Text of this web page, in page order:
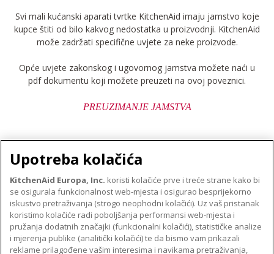
Svi mali kućanski aparati tvrtke KitchenAid imaju jamstvo koje
kupce štiti od bilo kakvog nedostatka u proizvodnji. KitchenAid
može zadržati specifične uvjete za neke proizvode.
Opće uvjete zakonskog i ugovornog jamstva možete naći u
pdf dokumentu koji možete preuzeti na ovoj poveznici.
PREUZIMANJE JAMSTVA
O TVRTKI KITCHENAID
Robna marka
Povijest
ODR
PODRŠKA
Pronađi trgovinu
Upotreba kolačića
KitchenAid Europa, Inc. koristi kolačiće prve i treće strane kako bi
se osigurala funkcionalnost web-mjesta i osigurao besprijekorno
iskustvo pretraživanja (strogo neophodni kolačići). Uz vaš pristanak
koristimo kolačiće radi poboljšanja performansi web-mjesta i
pružanja dodatnih značajki (funkcionalni kolačići), statističke analize
i mjerenja publike (analitički kolačići) te da bismo vam prikazali
reklame prilagođene vašim interesima i navikama pretraživanja,